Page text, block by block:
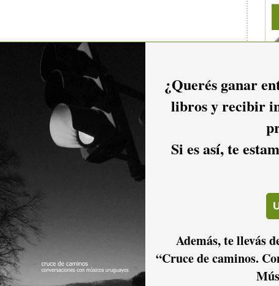
hacer
login.
¿Querés ganar
libros y recibir
Si es así, te
Además, te llevás
“Cruce de caminos.